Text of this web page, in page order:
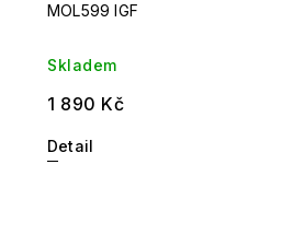
MOL599 IGF
Skladem
1 890 Kč
Detail